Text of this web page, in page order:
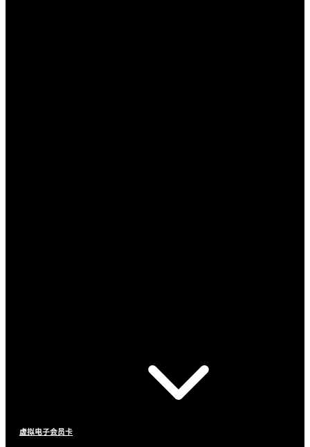
虚拟电子会员卡